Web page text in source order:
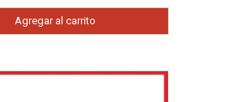
Agregar al carrito